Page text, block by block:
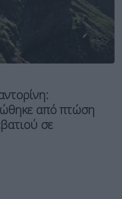
από πτώση
σε